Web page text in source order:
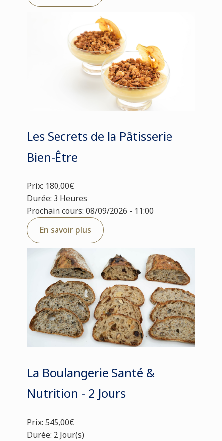
Les Secrets de la Pâtisserie
Bien-Être
Prix: 180,00€
Durée: 3 Heures
Prochain cours: 08/09/2026 - 11:00
En savoir plus
La Boulangerie Santé &
Nutrition - 2 Jours
Prix: 545,00€
Durée: 2 Jour(s)